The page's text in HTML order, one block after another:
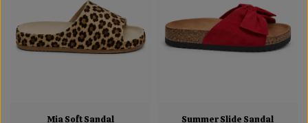
Mia Soft Sandal Summer Slide Sandal